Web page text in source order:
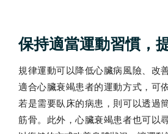
保持適當運動習慣，
規律運動可以降低心臟病風險、改
適合心臟衰竭患者的運動方式，可
若是需要臥床的病患，則可以透過
筋骨。此外，心臟衰竭患者也可以